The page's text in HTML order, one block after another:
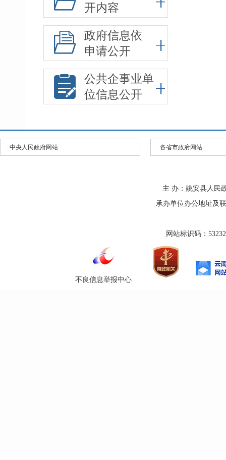
开内容
政府信息依
申请公开
公共企事业单
位信息公开
中央人民政府网站 各省市政府网站
主 办：姚安县人民
承办单位办公地址及
网站标识码：
不良信息举报中心